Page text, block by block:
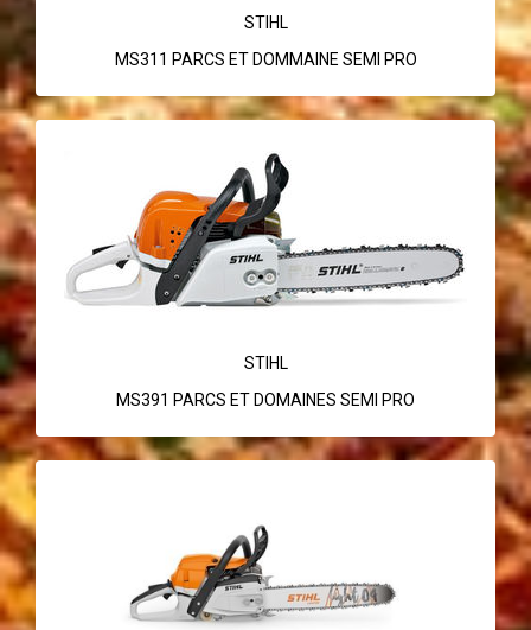
STIHL
MS311 PARCS ET DOMMAINE SEMI PRO
STIHL
MS391 PARCS ET DOMAINES SEMI PRO